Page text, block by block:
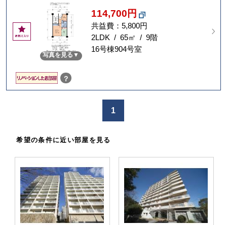
お
気
写真を見る
114,700円
共益費：5,800円
2LDK / 65㎡ / 9階
16号棟904号室
？
1
希望の条件に近い部屋を見る